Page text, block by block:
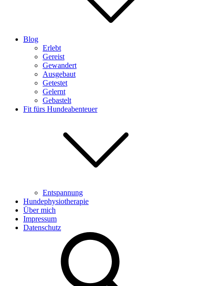
Blog
Erlebt
Gereist
Gewandert
Ausgebaut
Getestet
Gelernt
Gebastelt
Fit fürs Hundeabenteuer
Entspannung
Hundephysiotherapie
Über mich
Impressum
Datenschutz